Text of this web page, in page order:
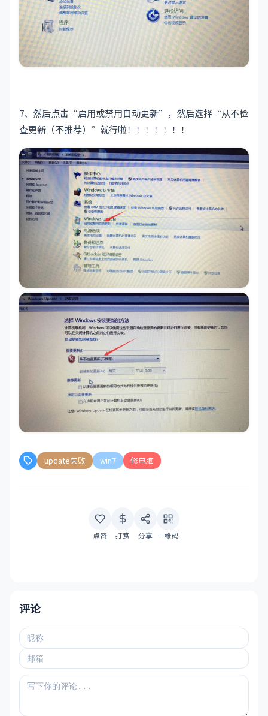
7、然后点击“启用或禁用自动更新”，然后选择“从不检
查更新（不推荐）”就行啦！！！！！！！
update失败 win7 修电脑
点赞 打赏 分享 二维码
评论